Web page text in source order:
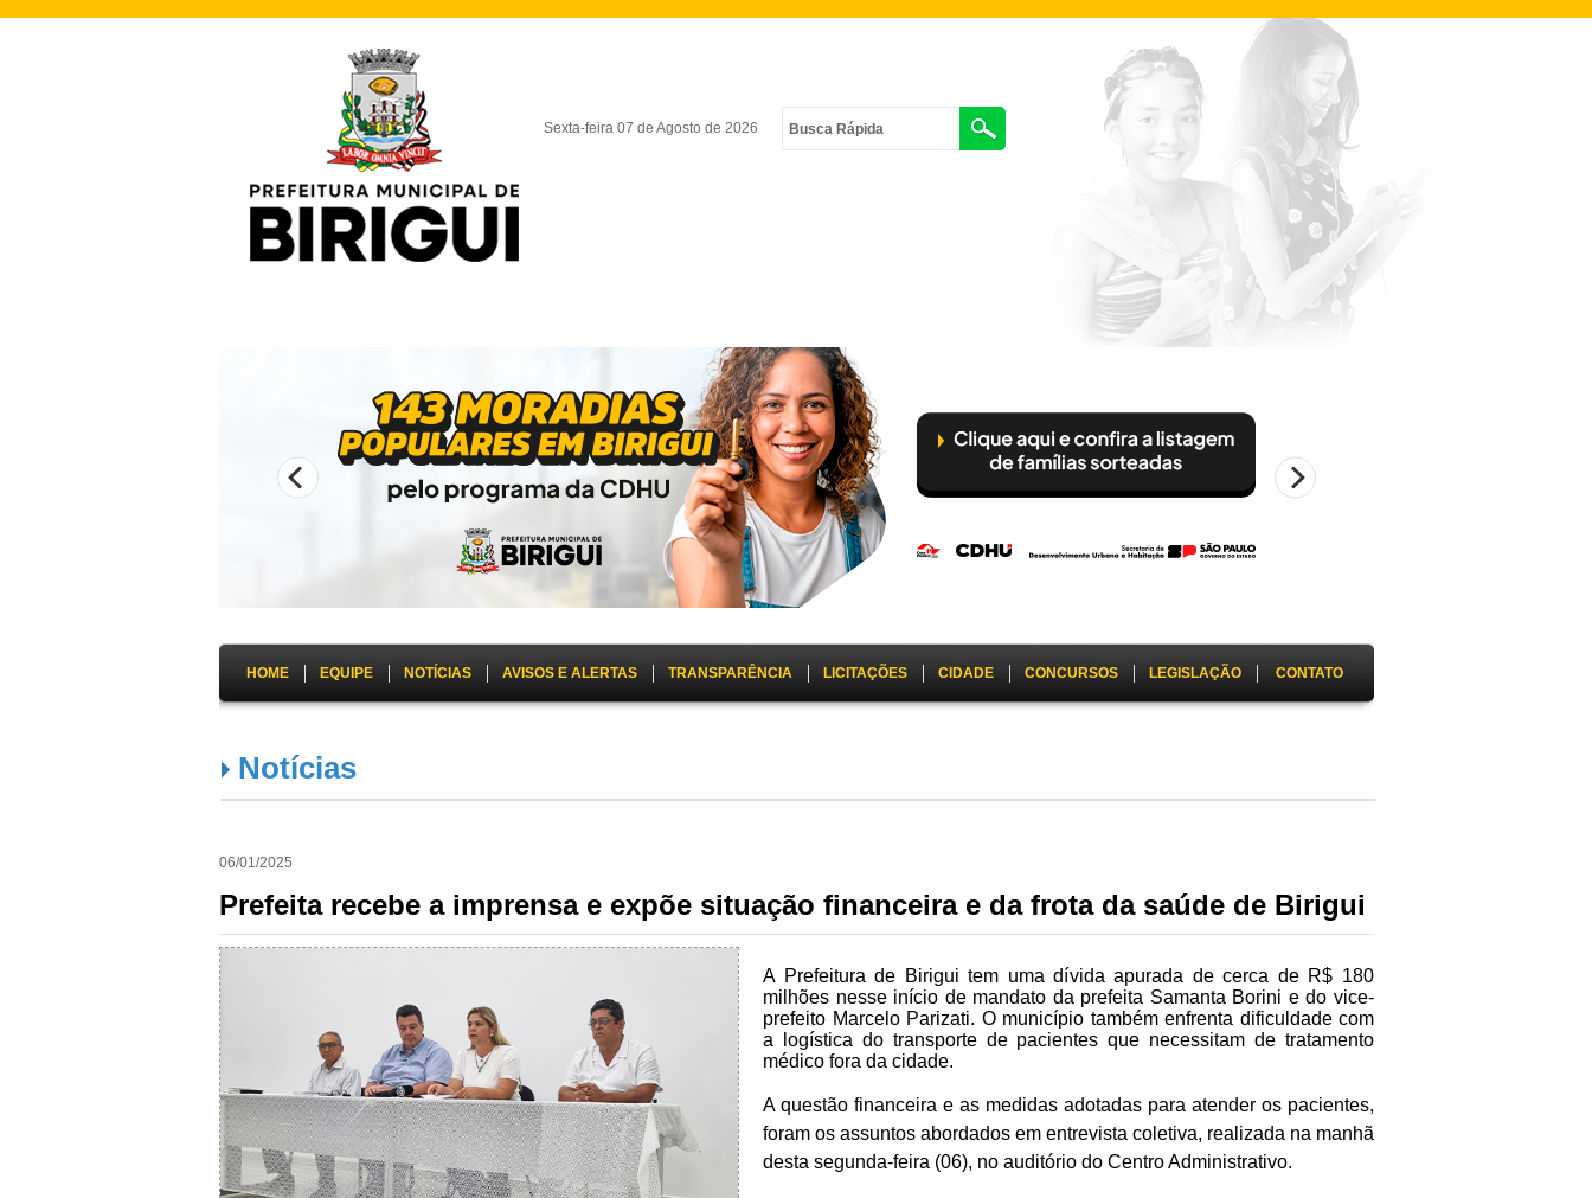
Sexta-feira 07 de Agosto de 2026
HOME EQUIPE NOTÍCIAS AVISOS E ALERTAS TRANSPARÊNCIA LICITAÇÕES CIDADE CONCURSOS LEGISLAÇÃO CONTATO
Notícias
06/01/2025
Prefeita recebe a imprensa e expõe situação financeira e da frota da saúde de Birigui
A Prefeitura de Birigui tem uma dívida apurada de cerca de R$ 180
milhões nesse início de mandato da prefeita Samanta Borini e do vice-
prefeito Marcelo Parizati. O município também enfrenta dificuldade com
a logística do transporte de pacientes que necessitam de tratamento
médico fora da cidade.
A questão financeira e as medidas adotadas para atender os pacientes,
foram os assuntos abordados em entrevista coletiva, realizada na manhã
desta segunda-feira (06), no auditório do Centro Administrativo.